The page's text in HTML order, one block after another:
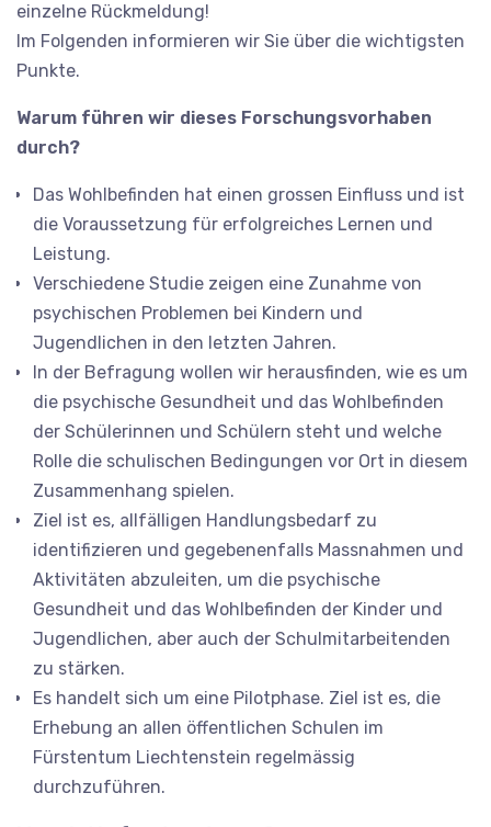
einzelne Rückmeldung!
Im Folgenden informieren wir Sie über die wichtigsten
Punkte.
Warum führen wir dieses Forschungsvorhaben
durch?
Das Wohlbefinden hat einen grossen Einfluss und ist
die Voraussetzung für erfolgreiches Lernen und
Leistung.
Verschiedene Studie zeigen eine Zunahme von
psychischen Problemen bei Kindern und
Jugendlichen in den letzten Jahren.
In der Befragung wollen wir herausfinden, wie es um
die psychische Gesundheit und das Wohlbefinden
der Schülerinnen und Schülern steht und welche
Rolle die schulischen Bedingungen vor Ort in diesem
Zusammenhang spielen.
Ziel ist es, allfälligen Handlungsbedarf zu
identifizieren und gegebenenfalls Massnahmen und
Aktivitäten abzuleiten, um die psychische
Gesundheit und das Wohlbefinden der Kinder und
Jugendlichen, aber auch der Schulmitarbeitenden
zu stärken.
Es handelt sich um eine Pilotphase. Ziel ist es, die
Erhebung an allen öffentlichen Schulen im
Fürstentum Liechtenstein regelmässig
durchzuführen.